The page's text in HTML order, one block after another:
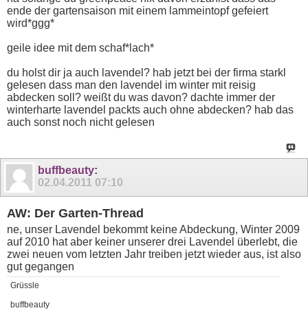
ende der gartensaison mit einem lammeintopf gefeiert
wird*ggg*
geile idee mit dem schaf*lach*
du holst dir ja auch lavendel? hab jetzt bei der firma starkl
gelesen dass man den lavendel im winter mit reisig
abdecken soll? weißt du was davon? dachte immer der
winterharte lavendel packts auch ohne abdecken? hab das
auch sonst noch nicht gelesen
buffbeauty:
02.04.2011 07:10
AW: Der Garten-Thread
ne, unser Lavendel bekommt keine Abdeckung, Winter 2009
auf 2010 hat aber keiner unserer drei Lavendel überlebt, die
zwei neuen vom letzten Jahr treiben jetzt wieder aus, ist also
gut gegangen
Grüssle
buffbeauty